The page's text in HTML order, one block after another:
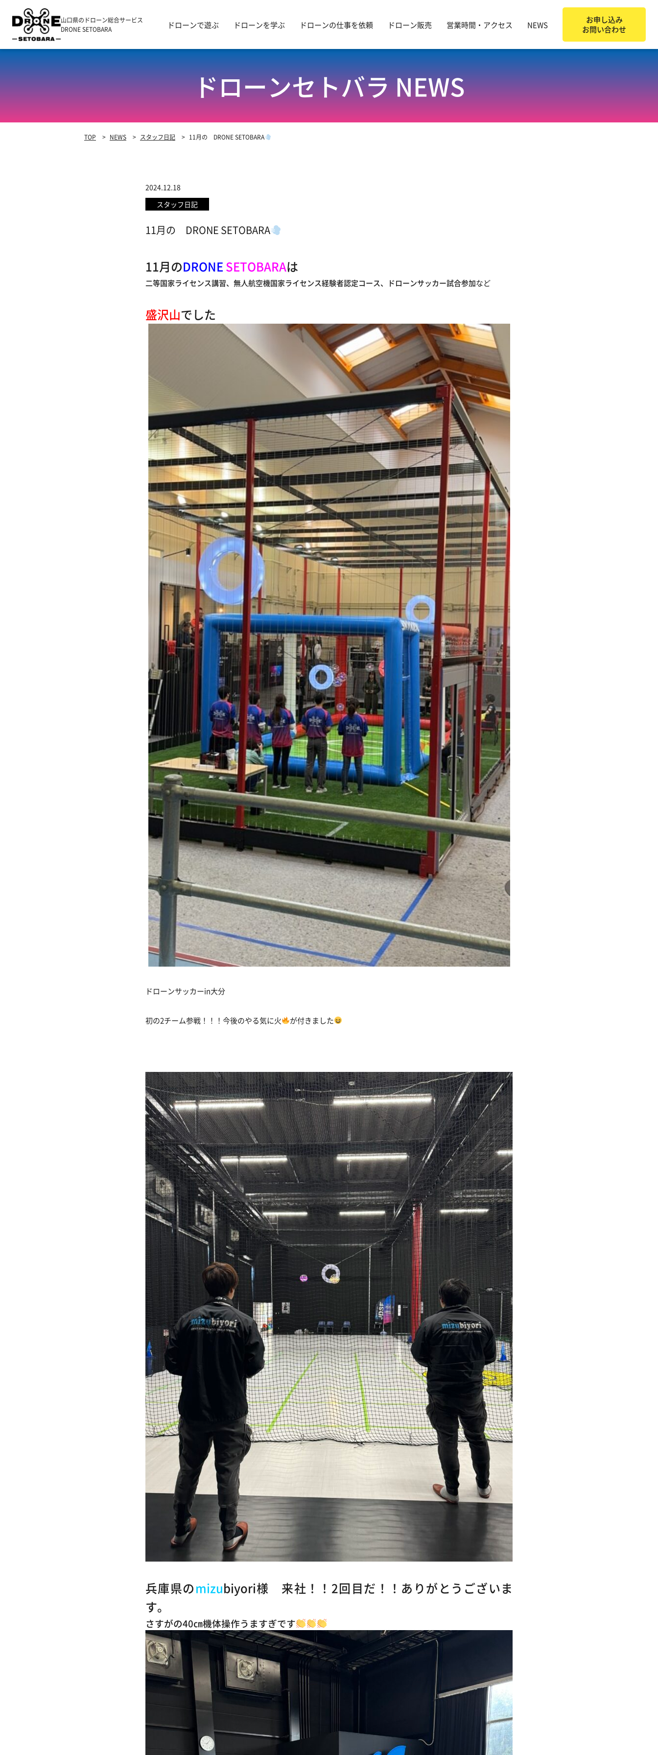
山口県のドローン総合サービス
DRONE SETOBARA
ドローンで遊ぶ ドローンを学ぶ ドローンの仕事を依頼 ドローン販売 営業時間・アクセス NEWS
お申し込み
お問い合わせ
ドローンセトバラ NEWS
TOP > NEWS > スタッフ日記 > 11月の DRONE SETOBARA
2024.12.18
スタッフ日記
11月の DRONE SETOBARA
11月のDRONE SETOBARAは
二等国家ライセンス講習、無人航空機国家ライセンス経験者認定コース、ドローンサッカー試合参加など
盛沢山でした
ドローンサッカーin大分
初の2チーム参戦！！！今後のやる気に火 が付きました
兵庫県のmizubiyori様 来社！！2回目だ！！ありがとうございま
す。
さすがの40㎝機体操作うますぎです